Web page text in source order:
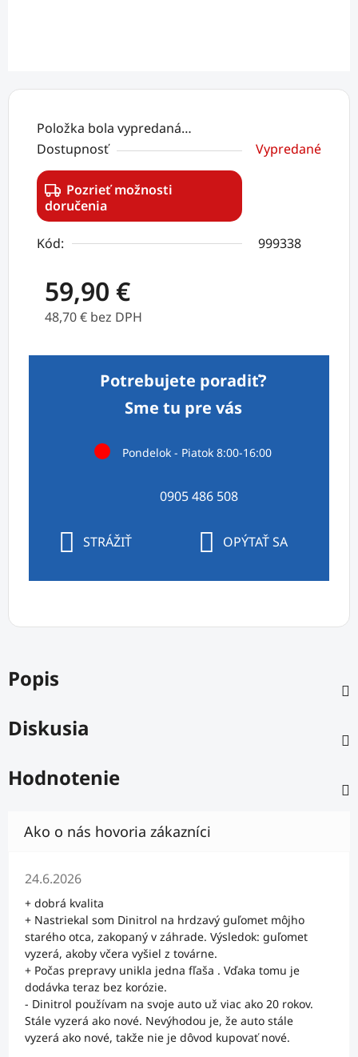
Položka bola vypredaná…
Dostupnosť
Vypredané
Pozrieť možnosti
doručenia
Kód: 999338
59,90 €
48,70 € bez DPH
Potrebujete poradiť?
Sme tu pre vás
Pondelok - Piatok 8:00-16:00
0905 486 508
STRÁŽIŤ OPÝTAŤ SA
Popis
Diskusia
Hodnotenie
Hodnotenie obchodu je 5 z 5 hviezdičiek.
24.6.2026
+ dobrá kvalita
+ Nastriekal som Dinitrol na hrdzavý guľomet môjho
starého otca, zakopaný v záhrade. Výsledok: guľomet
vyzerá, akoby včera vyšiel z továrne.
+ Počas prepravy unikla jedna fľaša . Vďaka tomu je
dodávka teraz bez korózie.
- Dinitrol používam na svoje auto už viac ako 20 rokov.
Stále vyzerá ako nové. Nevýhodou je, že auto stále
vyzerá ako nové, takže nie je dôvod kupovať nové.